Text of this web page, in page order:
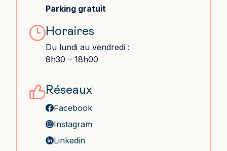
Parking gratuit
Horaires
Du lundi au vendredi :
8h30 – 18h00
Réseaux
Facebook
Instagram
Linkedin